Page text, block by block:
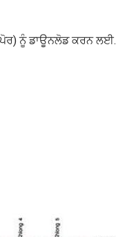
ਨੂੰ ਡਾਊਨਲੋਡ ਕਰਨ ਲਈ.